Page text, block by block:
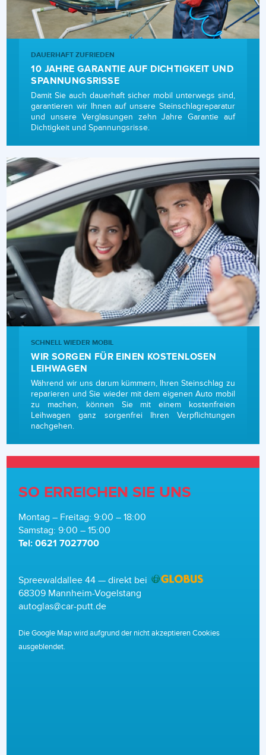
DAUERHAFT ZUFRIEDEN
10 JAHRE GARANTIE AUF DICHTIGKEIT UND
SPANNUNGSRISSE
Damit Sie auch dauerhaft sicher mobil unterwegs sind,
garantieren wir Ihnen auf unsere Steinschlagreparatur
und unsere Verglasungen zehn Jahre Garantie auf
Dichtigkeit und Spannungsrisse.
SCHNELL WIEDER MOBIL
WIR SORGEN FÜR EINEN KOSTENLOSEN
LEIHWAGEN
Während wir uns darum kümmern, Ihren Steinschlag zu
reparieren und Sie wieder mit dem eigenen Auto mobil
zu machen, können Sie mit einem kostenfreien
Leihwagen ganz sorgenfrei Ihren Verpflichtungen
nachgehen.
SO ERREICHEN SIE UNS
Montag – Freitag: 9:00 – 18:00
Samstag: 9:00 – 15:00
Tel: 0621 7027700
Spreewaldallee 44 — direkt bei
68309 Mannheim-Vogelstang
autoglas@car-putt.de
Die Google Map wird aufgrund der nicht akzeptieren Cookies
ausgeblendet.